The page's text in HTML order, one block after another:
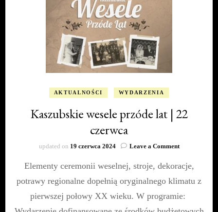
AKTUALNOŚCI WYDARZENIA
Kaszubskie wesele przóde lat | 22
czerwca
updated on 19 czerwca 2024 Leave a Commenton
wesele
lat
|
Elementy ceremonii weselnej, stroje, dekoracje,
potrawy regionalne dopełnią oryginalnego klimatu z
pierwszej połowy XX wieku. W programie: